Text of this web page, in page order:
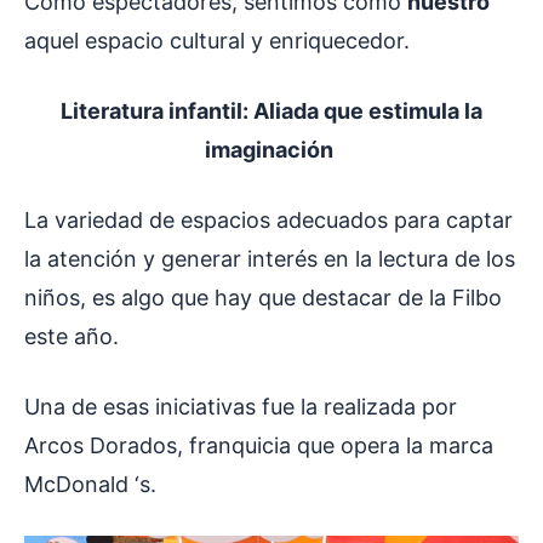
aquel espacio cultural y enriquecedor.
Literatura infantil: Aliada que estimula la
imaginación
La variedad de espacios adecuados para captar
la atención y generar interés en la lectura de los
niños, es algo que hay que destacar de la Filbo
este año.
Una de esas iniciativas fue la realizada por
Arcos Dorados, franquicia que opera la marca
McDonald ‘s.